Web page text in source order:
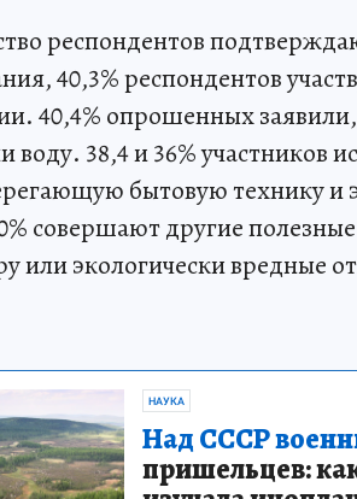
респондентов
40,3% респондентов
40,4% опрошенных заявили,
воду. 38,4 и 36% участников
бытовую технику и
совершают другие
или экологически вредные
НАУКА
Над СССР
пришельцев: